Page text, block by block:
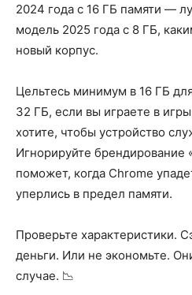
2024 года с 16 ГБ памяти —
модель 2025 года с 8 ГБ,
новый корпус.
Цельтесь минимум в 16 ГБ
32 ГБ, если вы играете в
хотите, чтобы устройство
Игнорируйте брендирование
поможет, когда Chrome
уперлись в предел памяти.
Проверьте характеристики.
деньги. Или не экономьте.
случае. 📉